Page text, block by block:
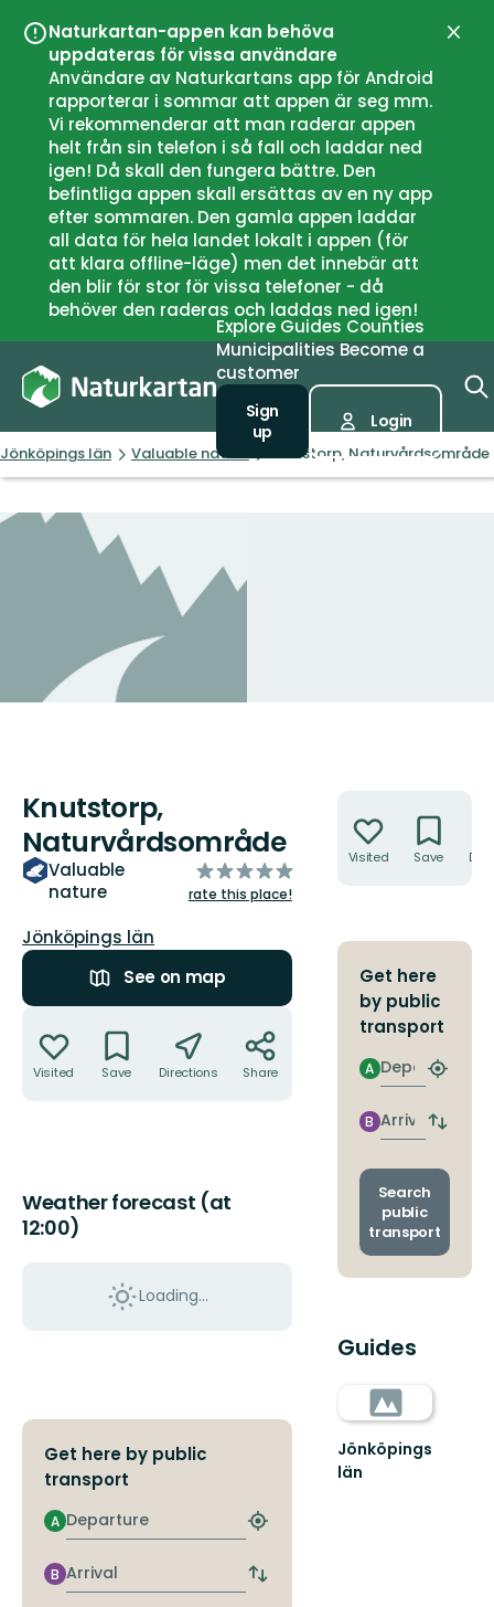
Naturkartan-appen kan behöva
uppdateras för vissa användare
Användare av Naturkartans app för Android
rapporterar i sommar att appen är seg mm.
Vi rekommenderar att man raderar appen
helt från sin telefon i så fall och laddar ned
igen! Då skall den fungera bättre. Den
befintliga appen skall ersättas av en ny app
efter sommaren. Den gamla appen laddar
all data för hela landet lokalt i appen (för
att klara offline-läge) men det innebär att
den blir för stor för vissa telefoner - då
behöver den raderas och laddas ned igen!
Close
Explore Guides Counties
Municipalities Become a
customer
Sign
up
Login
Jönköpings län Valuable nature Knutstorp, Naturvårdsområde
Knutstorp,
Naturvårdsområde
Valuable
nature
of
5
rate this place!
County:
Jönköpings län
See on map
Visited Save Directions Share
Weather forecast (at
12:00)
Loading...
Get here by public
transport
Departure
A
Find
stop
Arrival
B
Switch
Visited Save
Get here
by public
transport
Departure
A
Find
stop
Arrival
B
Switch
and
Search
public
transport
Guides
Jönköpings
län